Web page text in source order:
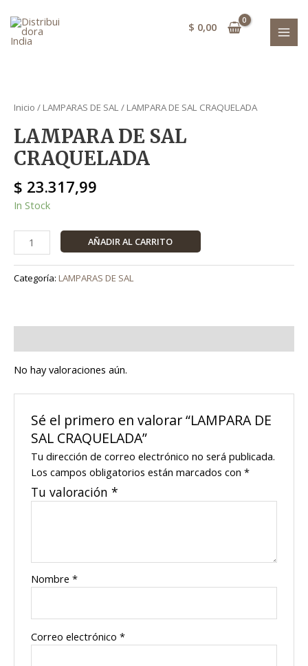
contenido
$ 0,00
Inicio / LAMPARAS DE SAL/ LAMPARA DE SAL CRAQUELADA
LAMPARA DE SAL
CRAQUELADA
$ 23.317,99
In Stock
DE
CRAQUELADA
cantidad
AÑADIR AL CARRITO
Categoría: LAMPARAS DE SAL
No hay valoraciones aún.
Sé el primero en valorar “LAMPARA DE
SAL CRAQUELADA”
Tu dirección de correo electrónico no será publicada.
Los campos obligatorios están marcados con*
Tu valoración*
Nombre*
Correo electrónico*